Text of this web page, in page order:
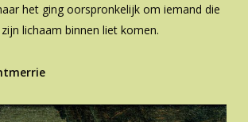
het ging oorspronkelijk om iemand die
zijn lichaam binnen liet komen.